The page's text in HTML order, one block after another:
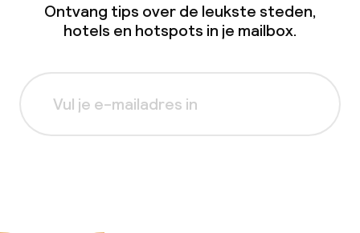
Ontvang tips over de leukste steden,
hotels en hotspots in je mailbox.